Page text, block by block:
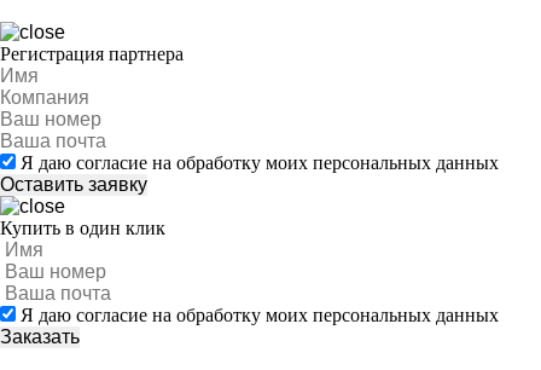
Регистрация партнера
Я даю согласие на обработку моих персональных данных
Купить в один клик
Я даю согласие на обработку моих персональных данных